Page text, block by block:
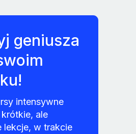
geniusza
intensywne
ale
lekcje, w trakcie